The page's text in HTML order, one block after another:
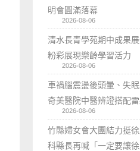
明會圓滿落幕
2026-08-06
清水長青學苑期中成果
粉彩展現樂齡學習活力
2026-08-06
車禍腦震盪後頭暈、失眠
奇美醫院中醫辨證搭配
2026-08-06
竹縣婦女會大團結力挺
科縣長再喊「一定要讓徐